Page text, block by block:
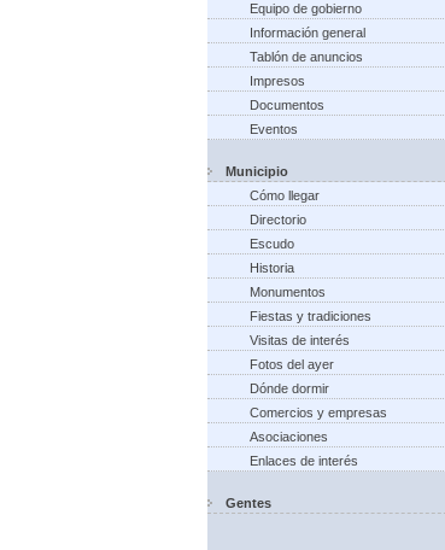
Equipo de gobierno
Información general
Tablón de anuncios
Impresos
Documentos
Eventos
Municipio
Cómo llegar
Directorio
Escudo
Historia
Monumentos
Fiestas y tradiciones
Visitas de interés
Fotos del ayer
Dónde dormir
Comercios y empresas
Asociaciones
Enlaces de interés
Gentes